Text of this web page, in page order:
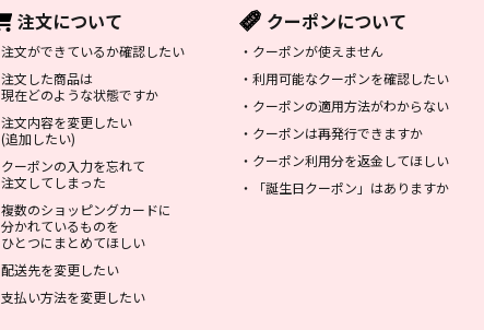
注文について
注文ができているか確認したい
注文した商品は
現在どのような状態ですか
注文内容を変更したい
(追加したい)
クーポンの入力を忘れて
注文してしまった
複数のショッピングカードに
分かれているものを
ひとつにまとめてほしい
配送先を変更したい
支払い方法を変更したい
クーポンについて
・ クーポンが使えません
・ 利用可能なクーポンを確認したい
・ クーポンの適用方法がわからない
・ クーポンは再発行できますか
・ クーポン利用分を返金してほしい
・
「誕生日クーポン」はありますか